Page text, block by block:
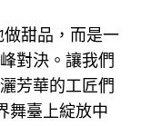
甜品，而是一
對決。讓我們
芳華的工匠們
舞臺上綻放中